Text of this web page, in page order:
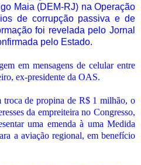
Maia (DEM-RJ) na Operação
de corrupção passiva e de
foi revelada pelo Jornal
pelo Estado.
em mensagens de celular entre
ex-presidente da OAS.
troca de propina de R$ 1 milhão, o
da empreiteira no Congresso,
uma emenda à uma Medida
a aviação regional, em benefício